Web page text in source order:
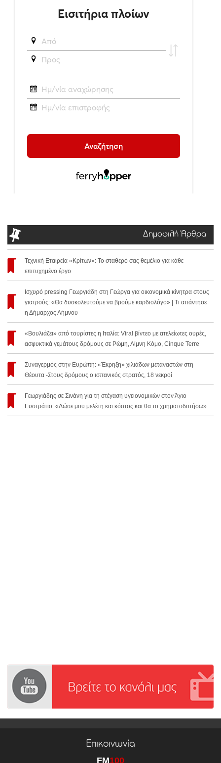
Δημοφιλή Άρθρα
Τεχνική Εταιρεία «Κρίτων»: Το σταθερό σας θεμέλιο για κάθε
επιτυχημένο έργο
Ισχυρό pressing Γεωργιάδη στη Γεώργα για οικονομικά κίνητρα στους
γιατρούς: «Θα δυσκολευτούμε να βρούμε καρδιολόγο» | Τι απάντησε
η Δήμαρχος Λήμνου
«Βουλιάζει» από τουρίστες η Ιταλία: Viral βίντεο με ατελείωτες ουρές,
ασφυκτικά γεμάτους δρόμους σε Ρώμη, Λίμνη Κόμο, Cinque Terre
Συναγερμός στην Ευρώπη: «Έκρηξη» χιλιάδων μεταναστών στη
Θέουτα -Στους δρόμους ο ισπανικός στρατός, 18 νεκροί
Γεωργιάδης σε Σινάνη για τη στέγαση υγειονομικών στον Άγιο
Ευστράτιο: «Δώσε μου μελέτη και κόστος και θα το χρηματοδοτήσω»
Επικοινωνία
FM100